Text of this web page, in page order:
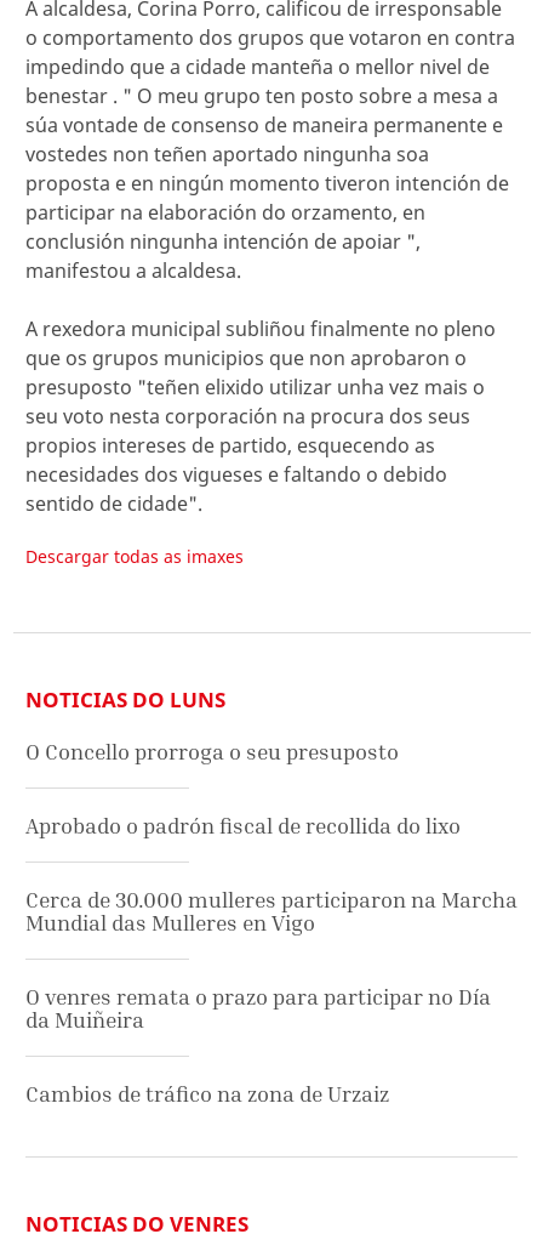
A alcaldesa, Corina Porro, calificou de irresponsable
o comportamento dos grupos que votaron en contra
impedindo que a cidade manteña o mellor nivel de
benestar . " O meu grupo ten posto sobre a mesa a
súa vontade de consenso de maneira permanente e
vostedes non teñen aportado ningunha soa
proposta e en ningún momento tiveron intención de
participar na elaboración do orzamento, en
conclusión ningunha intención de apoiar ",
manifestou a alcaldesa.
A rexedora municipal subliñou finalmente no pleno
que os grupos municipios que non aprobaron o
presuposto "teñen elixido utilizar unha vez mais o
seu voto nesta corporación na procura dos seus
propios intereses de partido, esquecendo as
necesidades dos vigueses e faltando o debido
sentido de cidade".
Descargar todas as imaxes
NOTICIAS DO LUNS
O Concello prorroga o seu presuposto
Aprobado o padrón fiscal de recollida do lixo
Cerca de 30.000 mulleres participaron na Marcha
Mundial das Mulleres en Vigo
O venres remata o prazo para participar no Día
da Muiñeira
Cambios de tráfico na zona de Urzaiz
NOTICIAS DO VENRES